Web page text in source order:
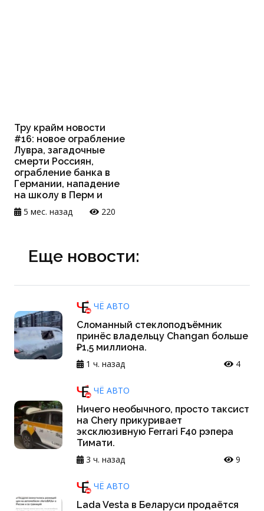
Тру крайм новости
#16: новое ограбление
Лувра, загадочные
смерти Россиян,
ограбление банка в
Германии, нападение
на школу в Перм и
5 мес. назад
220
Еще новости:
ЧЁ АВТО
Сломанный стеклоподъёмник
принёс владельцу Changan больше
₽1,5 миллиона.
1 ч. назад
4
ЧЁ АВТО
Ничего необычного, просто таксист
на Chery прикуривает
эксклюзивную Ferrari F40 рэпера
Тимати.
3 ч. назад
9
ЧЁ АВТО
Lada Vesta в Беларуси продаётся